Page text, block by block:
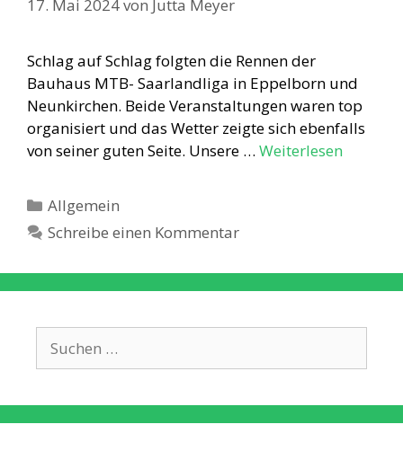
17. Mai 2024von Jutta Meyer
Schlag auf Schlag folgten die Rennen der
Bauhaus MTB- Saarlandliga in Eppelborn und
Neunkirchen. Beide Veranstaltungen waren top
organisiert und das Wetter zeigte sich ebenfalls
von seiner guten Seite. Unsere … Weiterlesen
Kategorien
Allgemein
Schreibe einen Kommentar
nach: